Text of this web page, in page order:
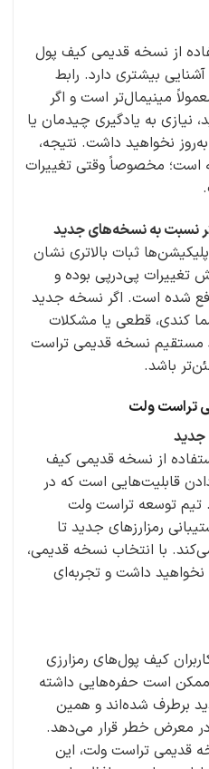
از نسخه قدیمی کیف پول
بیشتری دارد. رابط
مینیمال‌تر است و اگر
نیازی به یادگیری چیدمان یا
نخواهید داشت. نتیجه،
است؛ مخصوصاً وقتی تغییرات
نسبت به نسخه‌های جدید
ثبات بالاتری نشان
تغییرات پی‌درپی بوده و
رفع شده است. اگر نسخه جدید
کندی، قطعی یا مشکلات
مستقیم نسخه قدیمی تراست
باشد.
تراست ولت
جدید
از نسخه قدیمی کیف
قابلیت‌هایی است که در
تیم توسعه تراست ولت
رمزارزهای جدید تا
با انتخاب نسخه قدیمی،
نخواهید داشت و تجربه‌ای
کیف پول‌های رمزارزی
است حفره‌هایی داشته
برطرف شده‌اند و همین
معرض خطر قرار می‌دهد.
قدیمی تراست ولت، این